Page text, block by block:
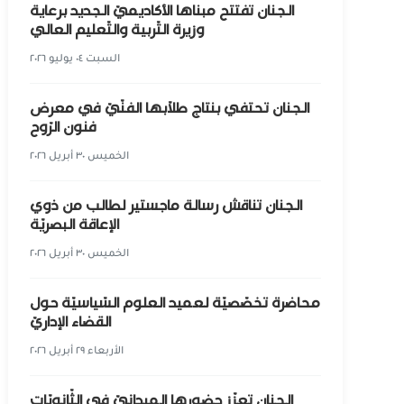
الجنان تفتتح مبناها الأكاديميّ الجديد برعاية
وزيرة التّربية والتّعليم العالي
السبت ٠٤ يوليو ٢٠٢٦
الجنان تحتفي بنتاج طلّابها الفنّيّ في معرض
فنون الرّوح
الخميس ٣٠ أبريل ٢٠٢٦
الجنان تناقش رسالة ماجستير لطالب من ذوي
الإعاقة البصريّة
الخميس ٣٠ أبريل ٢٠٢٦
محاضرة تخصّصيّة لعميد العلوم السّياسيّة حول
القضاء الإداريّ
الأربعاء ٢٩ أبريل ٢٠٢٦
الجنان تعزّز حضورها الميدانيّ في الثّانويّات